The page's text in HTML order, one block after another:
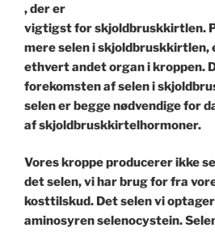
, der er
vigtigst for skjoldbruskkirtlen.
mere selen i skjoldbruskkirtlen,
ethvert andet organ i kroppen.
forekomsten af selen i
selen er begge nødvendige for
af skjoldbruskkirtelhormoner.
Vores kroppe producerer ikke
det selen, vi har brug for fra
kosttilskud. Det selen vi
aminosyren selenocystein.